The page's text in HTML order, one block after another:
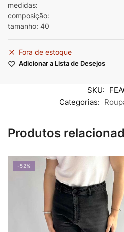
medidas:
composição:
tamanho: 40
Fora de estoque
Adicionar a Lista de Desejos
SKU:
Categorias:
Produtos
-52%